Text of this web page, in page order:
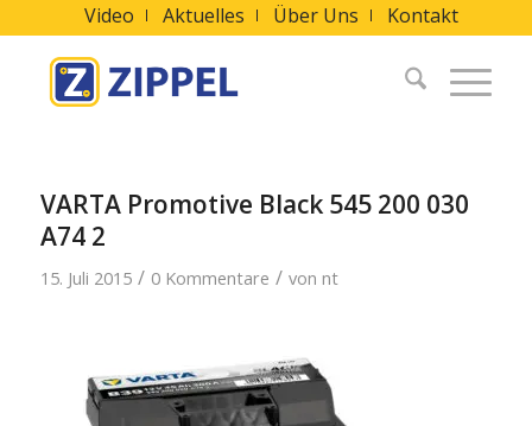
Video Aktuelles Über Uns Kontakt
VARTA Promotive Black 545 200 030
A74 2
15. Juli 2015 / 0 Kommentare / von nt